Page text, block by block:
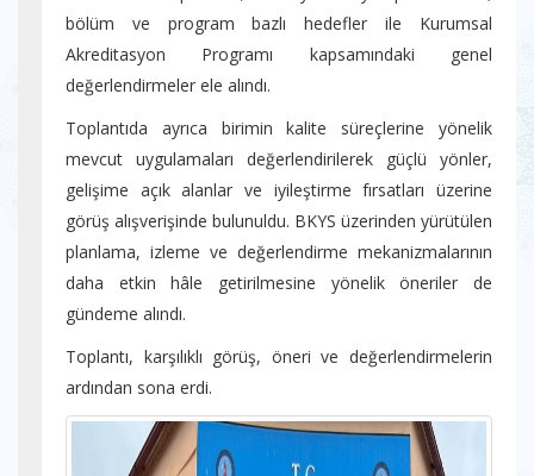
bölüm ve program bazlı hedefler ile Kurumsal
Akreditasyon Programı kapsamındaki genel
değerlendirmeler ele alındı.
Toplantıda ayrıca birimin kalite süreçlerine yönelik
mevcut uygulamaları değerlendirilerek güçlü yönler,
gelişime açık alanlar ve iyileştirme fırsatları üzerine
görüş alışverişinde bulunuldu. BKYS üzerinden yürütülen
planlama, izleme ve değerlendirme mekanizmalarının
daha etkin hâle getirilmesine yönelik öneriler de
gündeme alındı.
Toplantı, karşılıklı görüş, öneri ve değerlendirmelerin
ardından sona erdi.